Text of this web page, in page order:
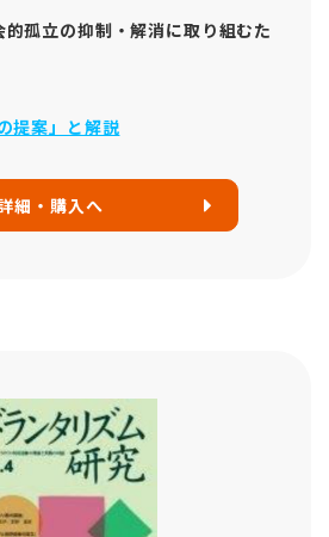
孤立の抑制・解消に取り組むた
提案」と解説
細・購入へ